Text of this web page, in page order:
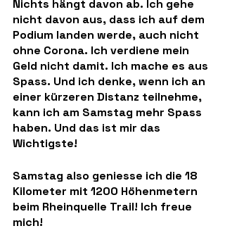
Nichts hängt davon ab. Ich gehe
nicht davon aus, dass ich auf dem
Podium landen werde, auch nicht
ohne Corona. Ich verdiene mein
Geld nicht damit. Ich mache es aus
Spass. Und ich denke, wenn ich an
einer kürzeren Distanz teilnehme,
kann ich am Samstag mehr Spass
haben. Und das ist mir das
Wichtigste!
Samstag also geniesse ich die 18
Kilometer mit 1200 Höhenmetern
beim Rheinquelle Trail! Ich freue
mich!